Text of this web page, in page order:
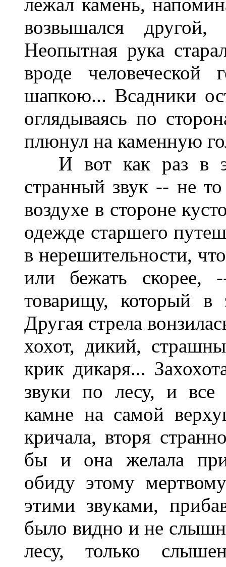
возвышался
Неопытная рука
вроде человеческой
шапкою... Всадники
оглядываясь по
плюнул на каменную
И вот как раз в
странный звук -- не
воздухе в стороне
одежде старшего
в нерешительности,
или бежать скорее,
товарищу, который в
Другая стрела
хохот, дикий,
крик дикаря...
звуки по лесу, и все
камне на самой
кричала, вторя
бы и она желала
обиду этому
этими звуками,
было видно и не
лесу, только